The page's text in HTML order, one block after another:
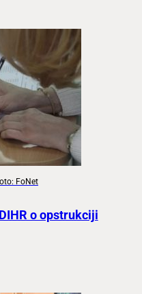
FoNet
o opstrukciji